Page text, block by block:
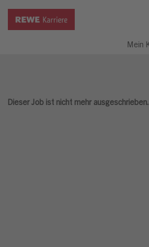
Mein
Dieser Job ist nicht mehr ausgeschrieben.